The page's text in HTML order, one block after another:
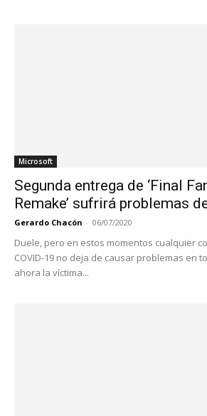
Microsoft
Segunda entrega de ‘Final
Remake’ sufrirá problemas
Gerardo Chacón - 06/07/2020
Duele, pero en estos momentos cualquier
COVID-19 no deja de causar problemas en
ahora la víctima...